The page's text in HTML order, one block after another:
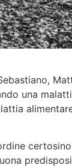
una